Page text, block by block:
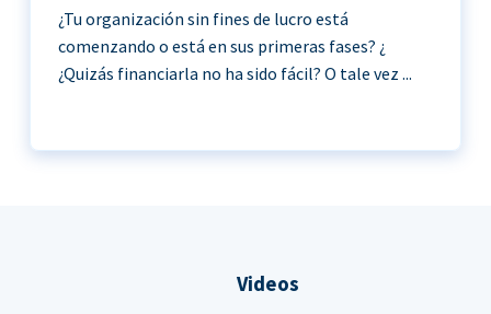
¿Tu organización sin fines de lucro está
comenzando o está en sus primeras fases? ¿
¿Quizás financiarla no ha sido fácil? O tale vez ...
Videos